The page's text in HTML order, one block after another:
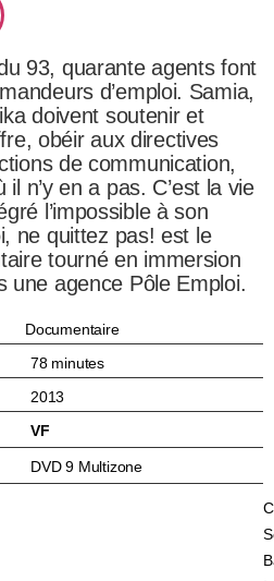
93, quarante agents font
d’emploi. Samia,
doivent soutenir et
obéir aux directives
de communication,
n’y en a pas. C’est la vie
l’impossible à son
ne quittez pas! est le
tourné en immersion
une agence Pôle Emploi.
Documentaire
78 minutes
2013
VF
DVD 9 Multizone